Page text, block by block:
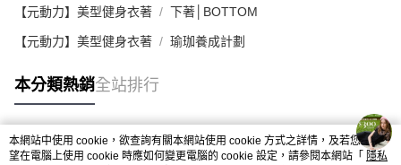
【元動力】美型健身衣著 下著│BOTTOM
【元動力】美型健身衣著 瑜珈養成計劃
本分類熱銷全站排行
熱門標籤
本網站中使用 cookie，欲查詢有關本網站使用 cookie 方式之詳情，及若您不希
望在電腦上使用 cookie 時應如何變更電腦的 cookie 設定，請參閱本網站「 隱私